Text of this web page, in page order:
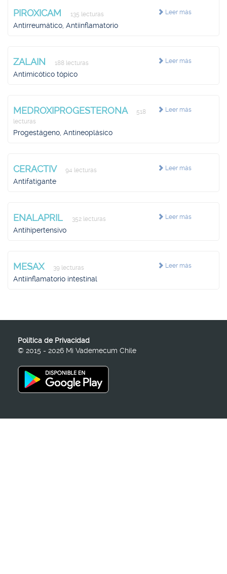
Leer más
PIROXICAM 135 lecturas
Antirreumático, Antiinflamatorio
Leer más
ZALAIN 188 lecturas
Antimicótico tópico
Leer más
MEDROXIPROGESTERONA
518
lecturas
Progestágeno, Antineoplásico
Leer más
CERACTIV 94 lecturas
Antifatigante
Leer más
ENALAPRIL 352 lecturas
Antihipertensivo
Leer más
MESAX 39 lecturas
Antiinflamatorio intestinal
Política de Privacidad
© 2015 - 2026 Mi Vademecum Chile